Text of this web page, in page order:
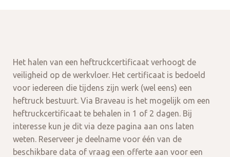
Het halen van een heftruckcertificaat verhoogt de
veiligheid op de werkvloer. Het certificaat is bedoeld
voor iedereen die tijdens zijn werk (wel eens) een
heftruck bestuurt. Via Braveau is het mogelijk om een
heftruckcertificaat te behalen in 1 of 2 dagen. Bij
interesse kun je dit via deze pagina aan ons laten
weten. Reserveer je deelname voor één van de
beschikbare data of vraag een offerte aan voor een